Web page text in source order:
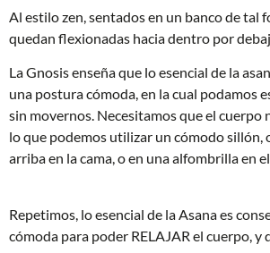
Al estilo zen, sentados en un banco de tal
quedan flexionadas hacia dentro por
La Gnosis enseña que lo esencial de la
una postura cómoda, en la cual podamos
sin movernos. Necesitamos que el cuerpo
lo que podemos utilizar un cómodo sillón,
arriba en la cama, o en una alfombrilla en
Repetimos, lo esencial de la Asana es
cómoda para poder RELAJAR el cuerpo, y